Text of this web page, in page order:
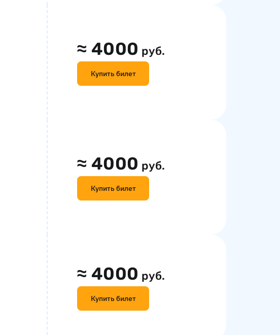
≈ 4000 руб.
Купить билет
≈ 4000 руб.
Купить билет
≈ 4000 руб.
Купить билет